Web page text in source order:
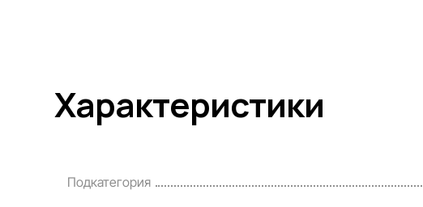
Характеристики
Подкатегория